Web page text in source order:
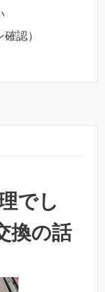
認）
でし
換の話